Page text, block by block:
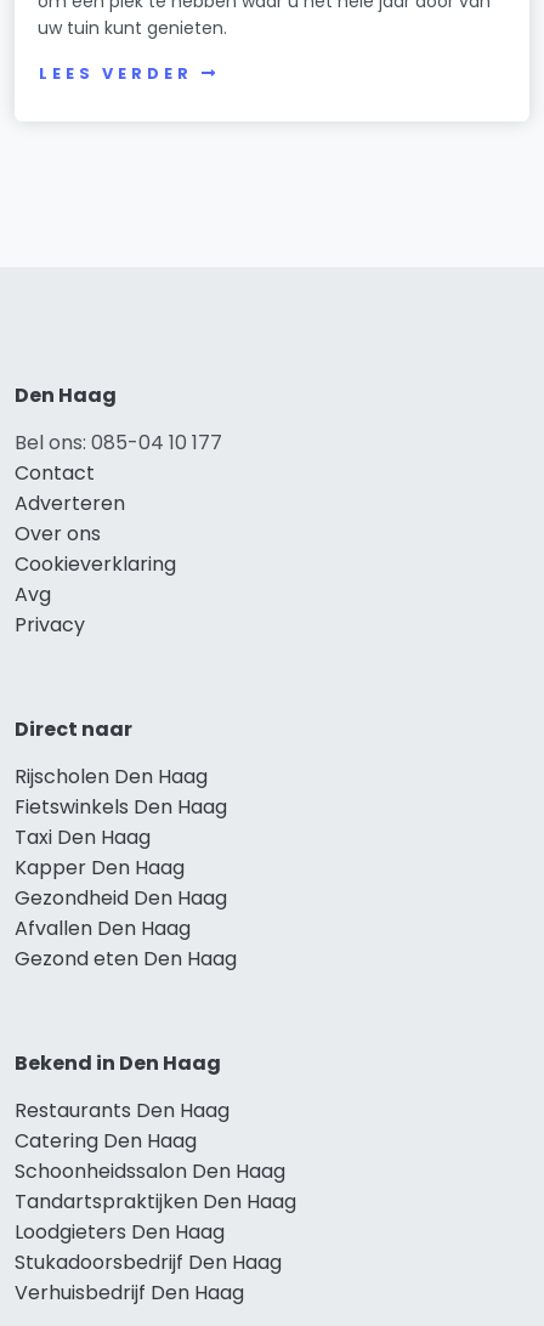
uw tuin kunt genieten.
LEES VERDER
Den Haag
Bel ons: 085-04 10 177
Contact
Adverteren
Over ons
Cookieverklaring
Avg
Privacy
Direct naar
Rijscholen Den Haag
Fietswinkels Den Haag
Taxi Den Haag
Kapper Den Haag
Gezondheid Den Haag
Afvallen Den Haag
Gezond eten Den Haag
Bekend in Den Haag
Restaurants Den Haag
Catering Den Haag
Schoonheidssalon Den Haag
Tandartspraktijken Den Haag
Loodgieters Den Haag
Stukadoorsbedrijf Den Haag
Verhuisbedrijf Den Haag